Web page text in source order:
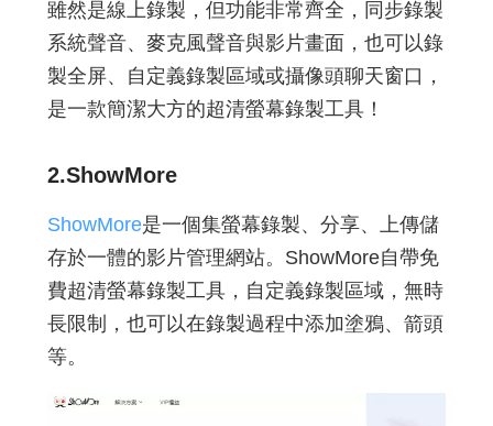
雖然是線上錄製，但功能非常齊全，同步錄製
系統聲音、麥克風聲音與影片畫面，也可以錄
製全屏、自定義錄製區域或攝像頭聊天窗口，
是一款簡潔大方的超清螢幕錄製工具！
2.ShowMore
ShowMore是一個集螢幕錄製、分享、上傳儲
存於一體的影片管理網站。ShowMore自帶免
費超清螢幕錄製工具，自定義錄製區域，無時
長限制，也可以在錄製過程中添加塗鴉、箭頭
等。